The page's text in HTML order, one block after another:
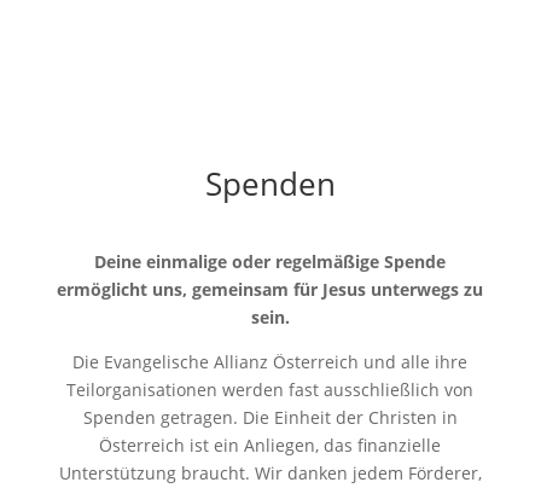
Spenden
Deine einmalige oder regelmäßige Spende
ermöglicht uns, gemeinsam für Jesus unterwegs zu
sein.
Die Evangelische Allianz Österreich und alle ihre
Teilorganisationen werden fast ausschließlich von
Spenden getragen. Die Einheit der Christen in
Österreich ist ein Anliegen, das finanzielle
Unterstützung braucht. Wir danken jedem Förderer,